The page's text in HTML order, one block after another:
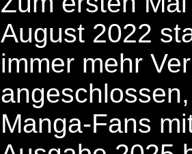
August 2022
immer mehr
Manga-Fans